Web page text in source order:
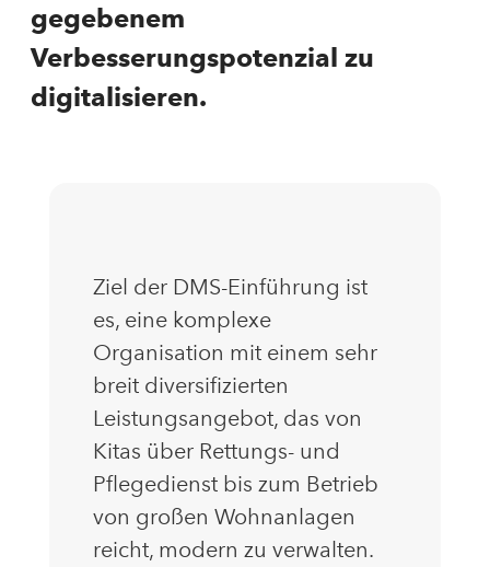
gegebenem
Verbesserungspotenzial zu
digitalisieren.
Ziel der DMS-Einführung ist
es, eine komplexe
Organisation mit einem sehr
breit diversifizierten
Leistungsangebot, das von
Kitas über Rettungs- und
Pflegedienst bis zum Betrieb
von großen Wohnanlagen
reicht, modern zu verwalten.